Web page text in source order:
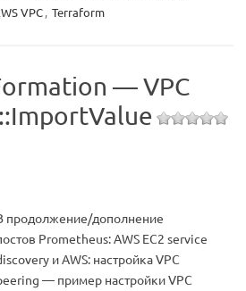
VPC, Terraform
— VPC
продолжение/дополнение
Prometheus: AWS EC2 service
и AWS: настройка VPC
— пример настройки VPC